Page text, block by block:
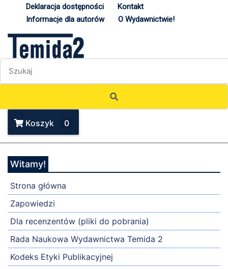
Deklaracja dostępności
Kontakt
Informacje dla autorów
O Wydawnictwie!
Koszyk 0
Witamy!
Strona główna
Zapowiedzi
Dla recenzentów (pliki do pobrania)
Rada Naukowa Wydawnictwa Temida 2
Kodeks Etyki Publikacyjnej